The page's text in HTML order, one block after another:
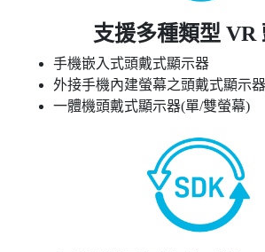
支援多種類型 VR
手機嵌入式頭戴式顯示器
外接手機內建螢幕之頭戴式顯示
一體機頭戴式顯示器(單/雙螢幕)